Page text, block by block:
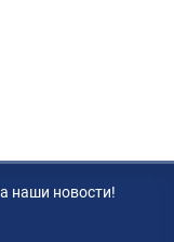
наши новости!